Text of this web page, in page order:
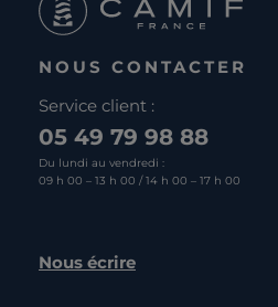
NOUS CONTACTER
Service client :
05 49 79 98 88
Du lundi au vendredi :
09 h 00 – 13 h 00 / 14 h 00 – 17 h 00
Nous écrire